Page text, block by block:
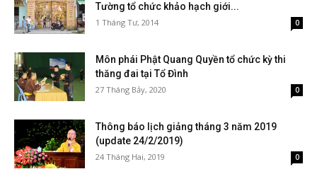
Tường tổ chức khảo hạch giới...
1 Tháng Tư, 2014 0
Môn phái Phật Quang Quyền tổ chức kỳ thi
thăng đai tại Tổ Đình
27 Tháng Bảy, 2020 0
Thông báo lịch giảng tháng 3 năm 2019
(update 24/2/2019)
24 Tháng Hai, 2019 0